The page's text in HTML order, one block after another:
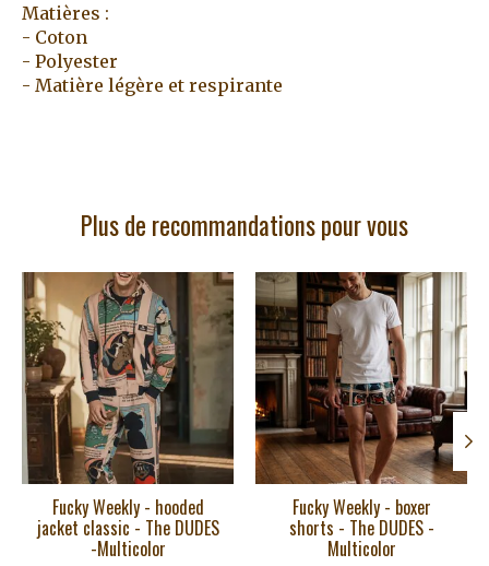
Matières :
- Coton
- Polyester
- Matière légère et respirante
Plus de recommandations pour vous
Articles du carrousel de produits
Fucky Weekly - hooded
jacket classic - The DUDES
-Multicolor
Fucky Weekly - boxer
shorts - The DUDES -
Multicolor